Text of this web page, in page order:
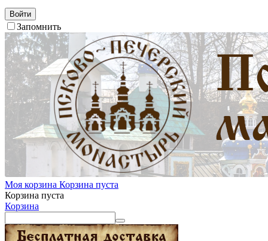
Войти
Запомнить
Моя корзина Корзина пуста
Корзина пуста
Корзина